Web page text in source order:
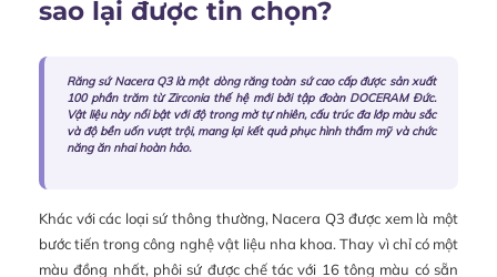
sao lại được tin chọn?
Răng sứ Nacera Q3 là một dòng răng toàn sứ cao cấp được sản xuất
100 phần trăm từ Zirconia thế hệ mới bởi tập đoàn DOCERAM Đức.
Vật liệu này nổi bật với độ trong mờ tự nhiên, cấu trúc đa lớp màu sắc
và độ bền uốn vượt trội, mang lại kết quả phục hình thẩm mỹ và chức
năng ăn nhai hoàn hảo.
Khác với các loại sứ thông thường, Nacera Q3 được xem là một
bước tiến trong công nghệ vật liệu nha khoa. Thay vì chỉ có một
màu đồng nhất, phôi sứ được chế tác với 16 tông màu có sẵn